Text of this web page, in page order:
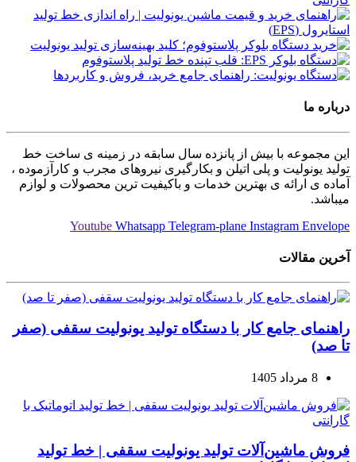
درباره ما
این مجموعه با بیش از پانزده سال سابقه در زمینه ی ساخت خط
تولید یونولیت و پلی اتیلن و بکارگیری نیروهای مجرب و کارآزموده ،
آماده ی ارائه ی بهترین خدمات و باکیفیت ترین محصولات و لوازم
میباشد.
Youtube Whatsapp Telegram-plane Instagram Envelope
آخرین مقالات
راهنمای جامع کار با دستگاه تولید یونولیت سقفی (صفر
تا صد)
8 مرداد 1405
فروش ماشین‌آلات تولید یونولیت سقفی | خط تولید